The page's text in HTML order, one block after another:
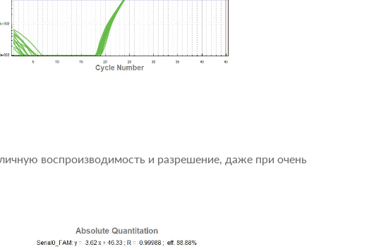
воспроизводимость и разрешение, даже при очень